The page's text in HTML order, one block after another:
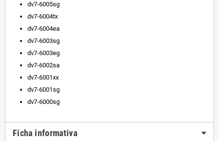
dv7-6005sg
dv7-6004tx
dv7-6004ea
dv7-6003sg
dv7-6003eg
dv7-6002sa
dv7-6001xx
dv7-6001sg
dv7-6000sg
Ficha informativa